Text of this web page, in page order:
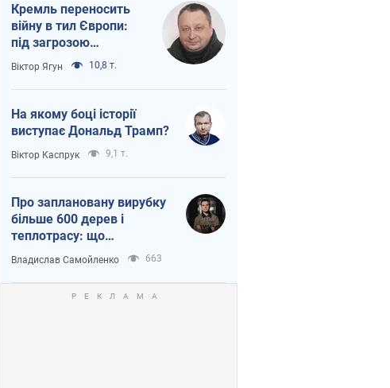
Кремль переносить
війну в тил Європи:
під загрозою
критична логістика
Віктор Ягун 10,8 т.
На якому боці історії
виступає Дональд Трамп?
Віктор Каспрук 9,1 т.
Про заплановану вирубку
більше 600 дерев і
теплотрасу: що
відбувається на Теремках
у Києві
Владислав Самойленко 663